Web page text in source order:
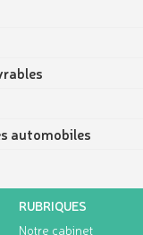
automobiles
RUBRIQUES
Notre cabinet